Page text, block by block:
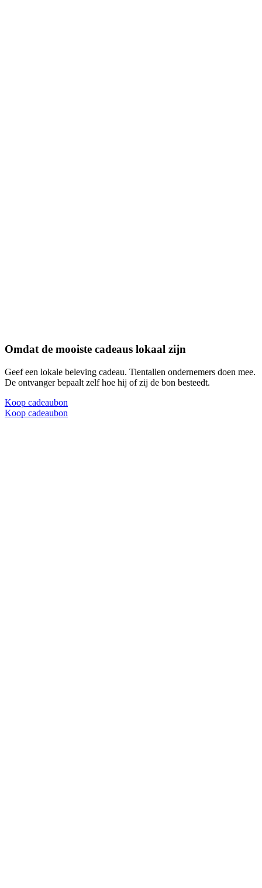
Omdat de mooiste cadeaus lokaal zijn
Geef een lokale beleving cadeau. Tientallen ondernemers doen mee.
De ontvanger bepaalt zelf hoe hij of zij de bon besteedt.
Koop cadeaubon
Koop cadeaubon